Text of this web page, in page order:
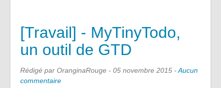
[Travail] - MyTinyTodo,
un outil de GTD
Rédigé par OranginaRouge - 05 novembre 2015 -Aucun
commentaire